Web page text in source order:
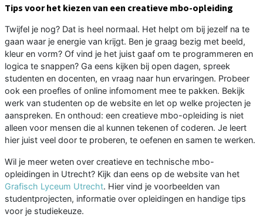
Tips voor het kiezen van een creatieve mbo-opleiding
Twijfel je nog? Dat is heel normaal. Het helpt om bij jezelf na te
gaan waar je energie van krijgt. Ben je graag bezig met beeld,
kleur en vorm? Of vind je het juist gaaf om te programmeren en
logica te snappen? Ga eens kijken bij open dagen, spreek
studenten en docenten, en vraag naar hun ervaringen. Probeer
ook een proefles of online infomoment mee te pakken. Bekijk
werk van studenten op de website en let op welke projecten je
aanspreken. En onthoud: een creatieve mbo-opleiding is niet
alleen voor mensen die al kunnen tekenen of coderen. Je leert
hier juist veel door te proberen, te oefenen en samen te werken.
Wil je meer weten over creatieve en technische mbo-
opleidingen in Utrecht? Kijk dan eens op de website van het
Grafisch Lyceum Utrecht. Hier vind je voorbeelden van
studentprojecten, informatie over opleidingen en handige tips
voor je studiekeuze.